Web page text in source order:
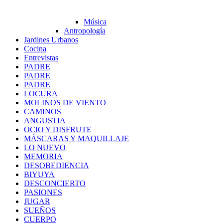
Música
Antropología
Jardines Urbanos
Cocina
Entrevistas
PADRE
PADRE
PADRE
LOCURA
MOLINOS DE VIENTO
CAMINOS
ANGUSTIA
OCIO Y DISFRUTE
MÁSCARAS Y MAQUILLAJE
LO NUEVO
MEMORIA
DESOBEDIENCIA
BIYUYA
DESCONCIERTO
PASIONES
JUGAR
SUEÑOS
CUERPO